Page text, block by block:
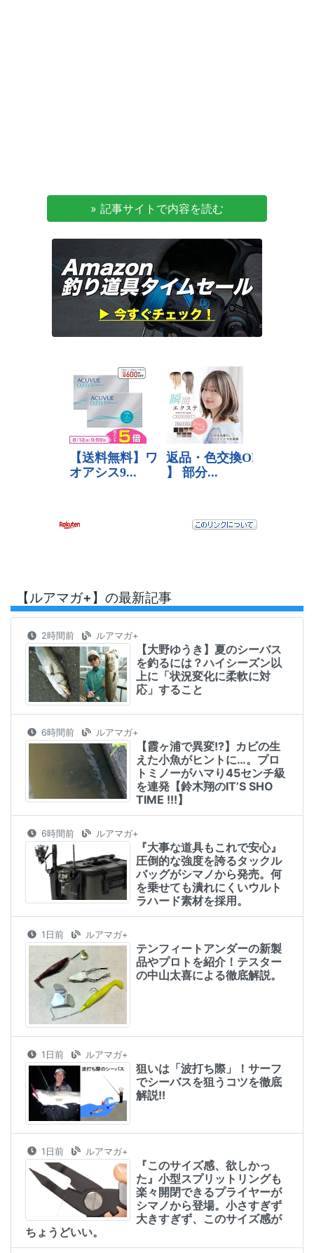
» 記事サイトで内容を読む
【ルアマガ+】の最新記事
2時間前 ルアマガ+
【大野ゆうき】夏のシーバス
を釣るには？ハイシーズン以
上に「状況変化に柔軟に対
応」すること
6時間前 ルアマガ+
【霞ヶ浦で異変!?】カビの生
えた小魚がヒントに…。プロ
トミノーがハマり45センチ級
を連発【鈴木翔のIT’S SHO
TIME !!!】
6時間前 ルアマガ+
『大事な道具もこれで安心』
圧倒的な強度を誇るタックル
バッグがシマノから発売。何
を乗せても潰れにくいウルト
ラハード素材を採用。
1日前 ルアマガ+
テンフィートアンダーの新製
品やプロトを紹介！テスター
の中山太喜による徹底解説。
1日前 ルアマガ+
狙いは「波打ち際」！サーフ
でシーバスを狙うコツを徹底
解説!!
1日前 ルアマガ+
『このサイズ感、欲しかっ
た』小型スプリットリングも
楽々開閉できるプライヤーが
シマノから登場。小さすぎず
大きすぎず、このサイズ感が
ちょうどいい。